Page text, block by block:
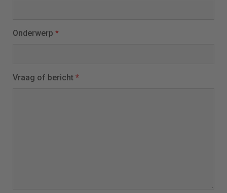
Onderwerp *
Vraag of bericht *